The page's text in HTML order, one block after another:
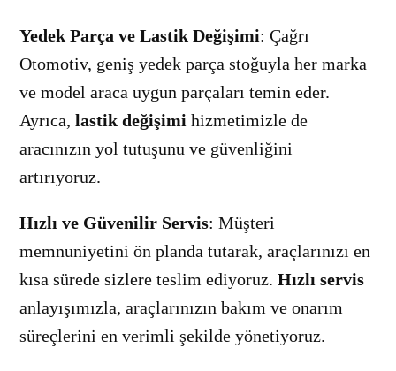
Yedek Parça ve Lastik Değişimi: Çağrı
Otomotiv, geniş yedek parça stoğuyla her marka
ve model araca uygun parçaları temin eder.
Ayrıca,lastik değişimi hizmetimizle de
aracınızın yol tutuşunu ve güvenliğini
artırıyoruz.
Hızlı ve Güvenilir Servis: Müşteri
memnuniyetini ön planda tutarak, araçlarınızı en
kısa sürede sizlere teslim ediyoruz.Hızlı servis
anlayışımızla, araçlarınızın bakım ve onarım
süreçlerini en verimli şekilde yönetiyoruz.